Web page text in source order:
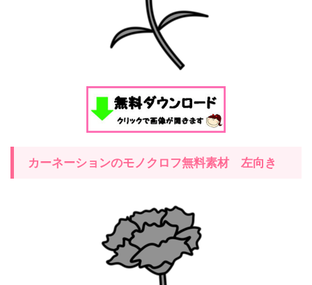
カーネーションのモノクロフ無料素材 左向き